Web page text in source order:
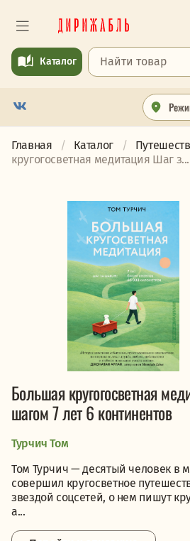
Каталог
Главная Каталог
кругогосветная медитация Шаг з...
Большая кругогосветная
шагом 7 лет 6 континентов
Турчич Том
Том Турчич — десятый человек в
совершил кругосветное
звездой соцсетей, о нем пишут
а...